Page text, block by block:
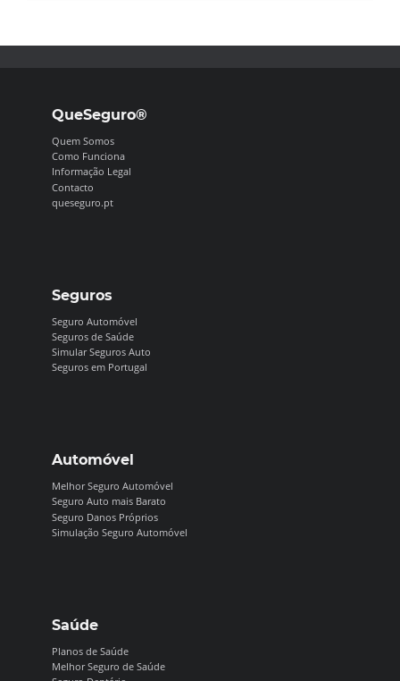
QueSeguro®
Quem Somos
Como Funciona
Informação Legal
Contacto
queseguro.pt
Seguros
Seguro Automóvel
Seguros de Saúde
Simular Seguros Auto
Seguros em Portugal
Automóvel
Melhor Seguro Automóvel
Seguro Auto mais Barato
Seguro Danos Próprios
Simulação Seguro Automóvel
Saúde
Planos de Saúde
Melhor Seguro de Saúde